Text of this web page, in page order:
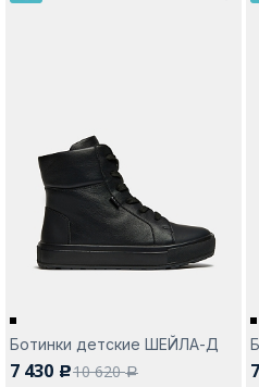
Адреса магазинов
Да, все верно
Ботинки детские ШЕЙЛА-Д
7 430 c10 620a